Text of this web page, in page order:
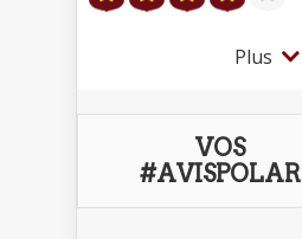
Plus
VOS
#AVISPOLAR